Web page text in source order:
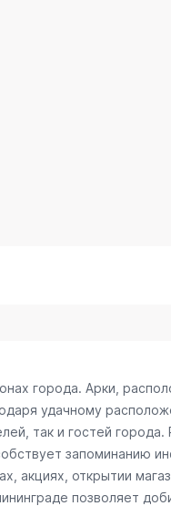
города. Арки,
удачному
так и гостей города.
запоминанию
акциях, открытии
позволяет